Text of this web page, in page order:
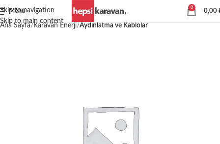
Skip to navigation
Skip to main content
Menü
0
0,00
Ana Sayfa Karavan Enerji Aydınlatma ve Kablolar